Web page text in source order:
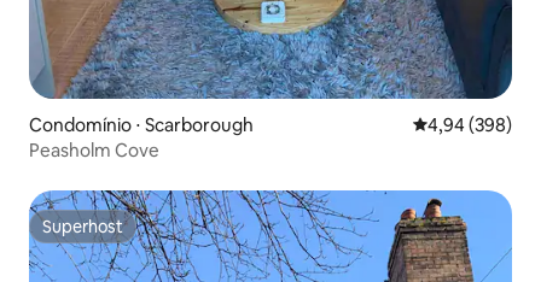
Condomínio ⋅ Scarborough 4,94 de uma
4,94 (398)
Peasholm Cove
Superhost
Superhost